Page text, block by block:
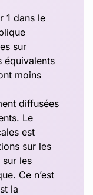
1 dans le
sur
équivalents
moins
diffusées
Le
est
sur les
sur les
Ce n’est
la